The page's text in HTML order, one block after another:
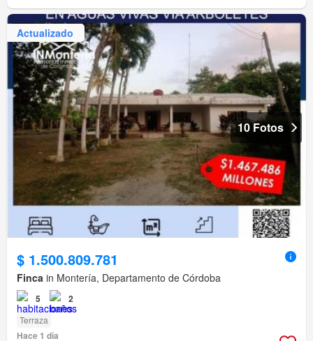
Actualizado
10 Fotos
$ 1.500.809.781
Finca in Montería, Departamento de Córdoba
5 2
Terraza
Hace 1 día